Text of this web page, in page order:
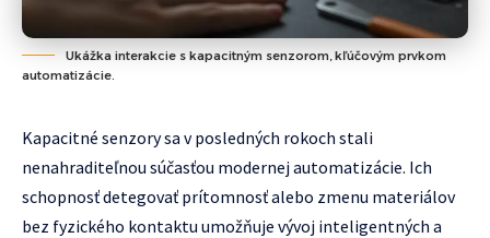
Ukážka interakcie s kapacitným senzorom, kľúčovým prvkom
automatizácie.
Kapacitné senzory sa v posledných rokoch stali
nenahraditeľnou súčasťou modernej automatizácie. Ich
schopnosť detegovať prítomnosť alebo zmenu materiálov
bez fyzického kontaktu umožňuje vývoj inteligentných a